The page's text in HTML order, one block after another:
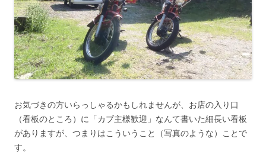
お気づきの方いらっしゃるかもしれませんが、お店の入り口
（看板のところ）に「カブ主様歓迎」なんて書いた細長い看板
がありますが、つまりはこういうこと（写真のような）ことで
す。